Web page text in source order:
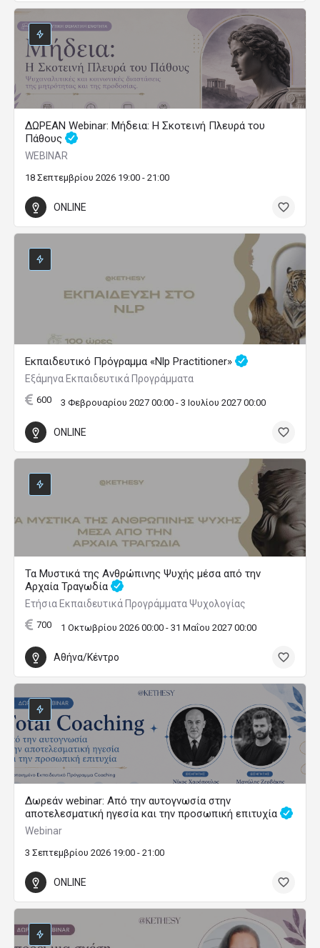
ΔΩΡΕΑΝ Webinar: Μήδεια: Η Σκοτεινή Πλευρά του
Πάθους
WEBINAR
18 Σεπτεμβρίου 2026 19:00 - 21:00
ONLINE
Εκπαιδευτικό Πρόγραμμα «Nlp Practitioner»
Εξάμηνα Εκπαιδευτικά Προγράμματα
600 3 Φεβρουαρίου 2027 00:00 - 3 Ιουλίου 2027 00:00
ONLINE
Τα Μυστικά της Ανθρώπινης Ψυχής μέσα από την
Αρχαία Τραγωδία
Ετήσια Εκπαιδευτικά Προγράμματα Ψυχολογίας
700 1 Οκτωβρίου 2026 00:00 - 31 Μαΐου 2027 00:00
Αθήνα/Κέντρο
Δωρεάν webinar: Από την αυτογνωσία στην
αποτελεσματική ηγεσία και την προσωπική επιτυχία
Webinar
3 Σεπτεμβρίου 2026 19:00 - 21:00
ONLINE